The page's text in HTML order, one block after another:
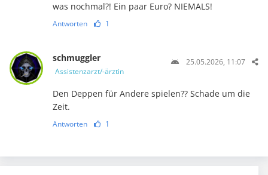
was nochmal?! Ein paar Euro? NIEMALS!
Antworten 1
schmuggler
Assistenzarzt/-ärztin
25.05.2026, 11:07
Den Deppen für Andere spielen?? Schade um die
Zeit.
Antworten 1